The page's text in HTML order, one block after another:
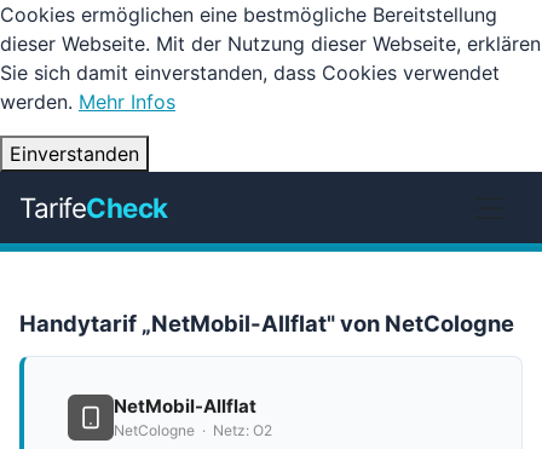
Cookies ermöglichen eine bestmögliche Bereitstellung
dieser Webseite. Mit der Nutzung dieser Webseite, erklären
Sie sich damit einverstanden, dass Cookies verwendet
werden. Mehr Infos
Einverstanden
TarifeCheck
Handytarif „NetMobil-Allflat" von NetCologne
NetMobil-Allflat
NetCologne · Netz: O2